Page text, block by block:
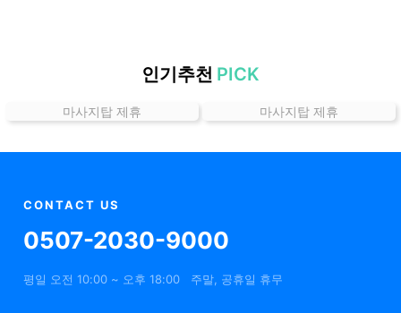
인
보
인기추천 PICK
마사지탑 제휴 마사지탑 제휴
CONTACT US
0507-2030-9000
평일 오전 10:00 ~ 오후 18:00 주말, 공휴일 휴무